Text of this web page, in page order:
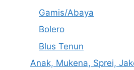
Gamis/Abaya
Bolero
Blus Tenun
Anak, Mukena, Sprei,